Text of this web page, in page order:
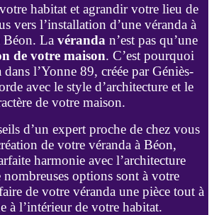
habitat et agrandir votre lieu de
vers l’installation d’une véranda à
La véranda n’est pas qu’une
de votre maison. C’est pourquoi
dans l’Yonne 89, créée par Géniès-
avec le style d’architecture et le
de votre maison.
d’un expert proche de chez vous
de votre véranda à Béon,
harmonie avec l’architecture
nombreuses options sont à votre
de votre véranda une pièce tout à
à l’intérieur de votre habitat.